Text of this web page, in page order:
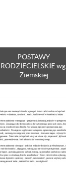
POSTAWY
RODZIECIELSKIE wg.
Ziemskiej